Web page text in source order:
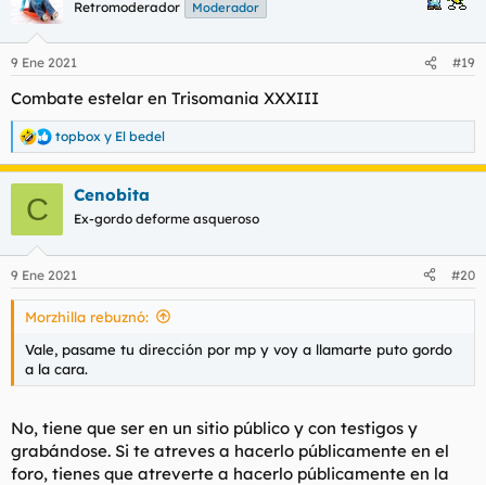
i
e
:
Retromoderador Moderador
9 Ene 2021 #19
Combate estelar en Trisomania XXXIII
R
e
a
e
s
topbox y El bedel
C Cenobita
Ex-gordo deforme asqueroso
9 Ene 2021 #20
Morzhilla rebuznó:
Vale, pasame tu dirección por mp y voy a llamarte puto gordo
a la cara.
No, tiene que ser en un sitio público y con testigos y
grabándose. Si te atreves a hacerlo públicamente en el
foro, tienes que atreverte a hacerlo públicamente en la